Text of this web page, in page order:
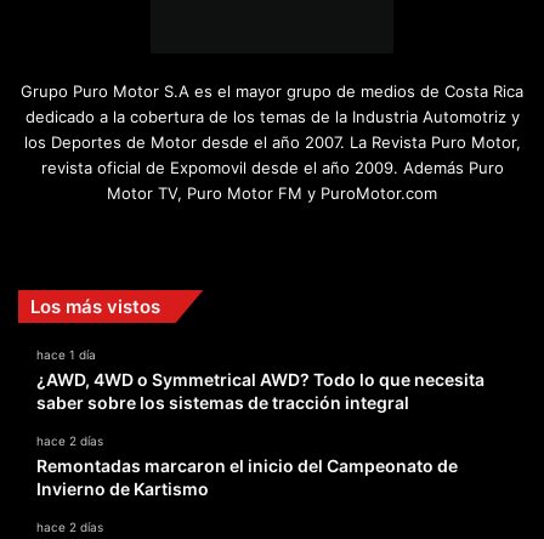
Grupo Puro Motor S.A es el mayor grupo de medios de Costa Rica
dedicado a la cobertura de los temas de la Industria Automotriz y
los Deportes de Motor desde el año 2007. La Revista Puro Motor,
revista oficial de Expomovil desde el año 2009. Además Puro
Motor TV, Puro Motor FM y PuroMotor.com
Los más vistos
hace 1 día
¿AWD, 4WD o Symmetrical AWD? Todo lo que necesita
saber sobre los sistemas de tracción integral
hace 2 días
Remontadas marcaron el inicio del Campeonato de
Invierno de Kartismo
hace 2 días